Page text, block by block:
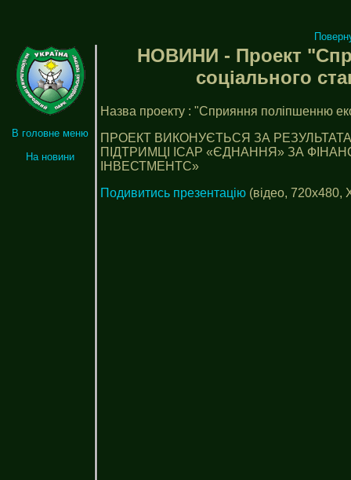
В головне меню
На новини
НОВИНИ - Проект
соціального
Назва проекту : "Сприяння поліпшенню
ПРОЕКТ ВИКОНУЄТЬСЯ ЗА
ПІДТРИМЦІ ІСАР «ЄДНАННЯ» ЗА
ІНВЕСТМЕНТС»
Подивитись презентацію (відео, 720x480,